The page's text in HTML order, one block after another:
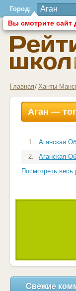
Город:
Вы смотрите сайт
Главная Ханты-
Аган —
1.
Аганская
2.
Аганская
Посмотреть
Свежие